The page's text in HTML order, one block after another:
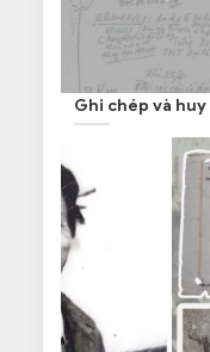
Ghi chép và huy